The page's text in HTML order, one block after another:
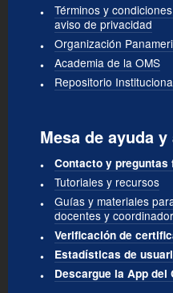
Términos y
aviso de privacidad
Organización
Academia de la OMS
Repositorio
Mesa de ayuda
Contacto y preguntas
Tutoriales y recursos
Guías y materiales
docentes y
Verificación de
Estadísticas de
Descargue la App del